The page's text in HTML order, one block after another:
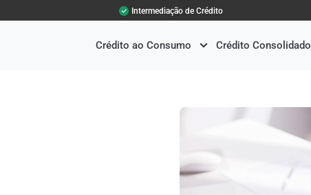
Intermediação de Crédito
Crédito ao Consumo Crédito Consolidado